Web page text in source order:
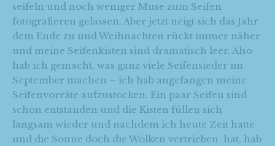
seifeln und noch weniger Muse zum Seifen
fotografieren gelassen. Aber jetzt neigt sich das Jahr
dem Ende zu und Weihnachten rückt immer näher
und meine Seifenkisten sind dramatisch leer. Also
hab ich gemacht, was ganz viele Seifensieder im
September machen – ich hab angefangen meine
Seifenvorräte aufzustocken. Ein paar Seifen sind
schon entstanden und die Kisten füllen sich
langsam wieder und nachdem ich heute Zeit hatte
und die Sonne doch die Wolken vertrieben hat, hab